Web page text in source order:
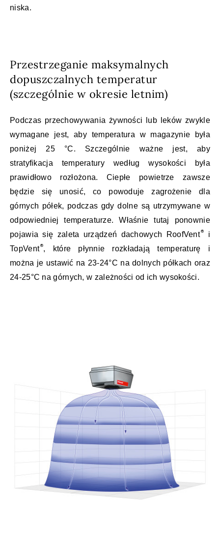
niska.
Przestrzeganie maksymalnych
dopuszczalnych temperatur
(szczególnie w okresie letnim)
Podczas przechowywania żywności lub leków zwykle
wymagane jest, aby temperatura w magazynie była
poniżej 25 °C. Szczególnie ważne jest, aby
stratyfikacja temperatury według wysokości była
prawidłowo rozłożona. Ciepłe powietrze zawsze
będzie się unosić, co powoduje zagrożenie dla
górnych półek, podczas gdy dolne są utrzymywane w
odpowiedniej temperaturze. Właśnie tutaj ponownie
pojawia się zaleta urządzeń dachowych RoofVent
i
TopVent , które płynnie rozkładają temperaturę i
można je ustawić na 23-24°C na dolnych półkach oraz
24-25°C na górnych, w zależności od ich wysokości.